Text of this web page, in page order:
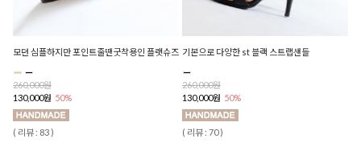
모던 심플하지만 포인트줄땐굿착용인 플랫슈즈
260,000원
130,000원 50%
( 리뷰 : 83 )
기본으로 다양한 st 블랙 스트랩샌들
260,000원
130,000원 50%
( 리뷰 : 70 )